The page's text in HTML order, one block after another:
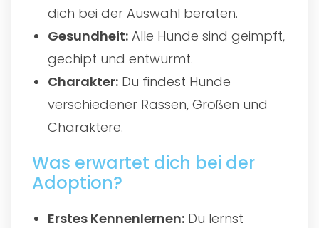
dich bei der Auswahl beraten.
Gesundheit: Alle Hunde sind geimpft,
gechipt und entwurmt.
Charakter: Du findest Hunde
verschiedener Rassen, Größen und
Charaktere.
Was erwartet dich bei der
Adoption?
Erstes Kennenlernen: Du lernst